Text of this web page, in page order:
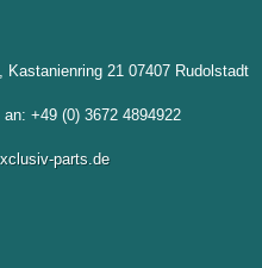
Kastanienring 21 07407 Rudolstadt
an: +49 (0) 3672 4894922
parts.de